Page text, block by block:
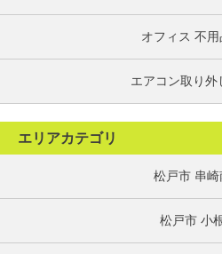
オフィス 不用
エアコン取り外
エリアカテゴリ
松戸市 串崎
松戸市 小